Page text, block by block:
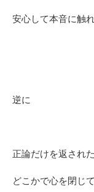
安心して本音に触
逆に
正論だけを返され
どこかで心を閉じ